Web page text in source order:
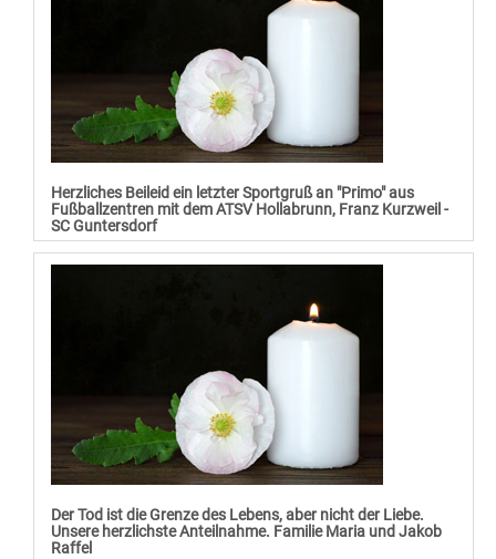
Herzliches Beileid ein letzter Sportgruß an "Primo" aus
Fußballzentren mit dem ATSV Hollabrunn, Franz Kurzweil -
SC Guntersdorf
Der Tod ist die Grenze des Lebens, aber nicht der Liebe.
Unsere herzlichste Anteilnahme. Familie Maria und Jakob
Raffel